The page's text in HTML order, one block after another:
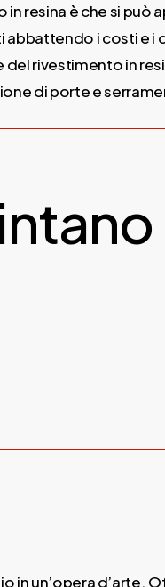
resina è che si può
abbattendo i costi e i
rivestimento in
di porte e
in un’opera d’arte.